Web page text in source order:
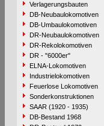
Verlagerungsbauten
DB-Neubaulokomotiven
DB-Umbaulokomotiven
DR-Neubaulokomotiven
DR-Rekolokomotiven
DR - "6000er"
ELNA-Lokomotiven
Industrielokomotiven
Feuerlose Lokomotiven
Sonderkonstruktionen
SAAR (1920 - 1935)
DB-Bestand 1968